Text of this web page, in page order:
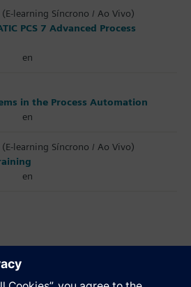
learning Síncrono / Ao Vivo)
PCS 7 Advanced Process
en
in the Process Automation
en
learning Síncrono / Ao Vivo)
en
página